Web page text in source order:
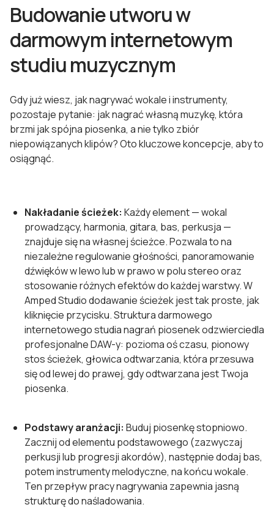
Budowanie utworu w
darmowym internetowym
studiu muzycznym
Gdy już wiesz, jak nagrywać wokale i instrumenty,
pozostaje pytanie: jak nagrać własną muzykę, która
brzmi jak spójna piosenka, a nie tylko zbiór
niepowiązanych klipów? Oto kluczowe koncepcje, aby to
osiągnąć.
Nakładanie ścieżek: Każdy element — wokal
prowadzący, harmonia, gitara, bas, perkusja —
znajduje się na własnej ścieżce. Pozwala to na
niezależne regulowanie głośności, panoramowanie
dźwięków w lewo lub w prawo w polu stereo oraz
stosowanie różnych efektów do każdej warstwy. W
Amped Studio dodawanie ścieżek jest tak proste, jak
kliknięcie przycisku. Struktura darmowego
internetowego studia nagrań piosenek odzwierciedla
profesjonalne DAW-y: pozioma oś czasu, pionowy
stos ścieżek, głowica odtwarzania, która przesuwa
się od lewej do prawej, gdy odtwarzana jest Twoja
piosenka.
Podstawy aranżacji: Buduj piosenkę stopniowo.
Zacznij od elementu podstawowego (zazwyczaj
perkusji lub progresji akordów), następnie dodaj bas,
potem instrumenty melodyczne, na końcu wokale.
Ten przepływ pracy nagrywania zapewnia jasną
strukturę do naśladowania.